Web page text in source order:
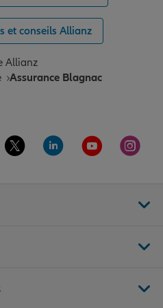
et conseils Allianz
Allianz
Assurance Blagnac
la page Facebook de Allianz
Aller sur la page Twitter de
Aller sur la page
Aller sur la
Aller